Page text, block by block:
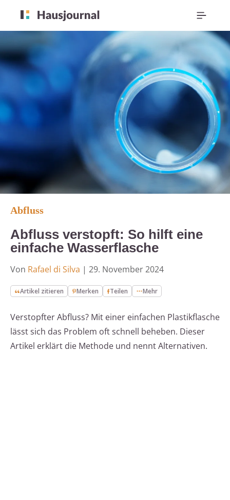
Abfluss
Abfluss verstopft: So hilft eine
einfache Wasserflasche
Von Rafael di Silva | 29. November 2024
Artikel zitieren Merken Teilen Mehr
Verstopfter Abfluss? Mit einer einfachen Plastikflasche
lässt sich das Problem oft schnell beheben. Dieser
Artikel erklärt die Methode und nennt Alternativen.